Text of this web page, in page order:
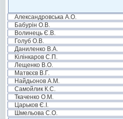
Александровська А.О.
Бабурін О.В.
Волинець Є.В.
Голуб О.В.
Даниленко В.А.
Кілінкаров С.П.
Лещенко В.О.
Матвєєв В.Г.
Найдьонов А.М.
Самойлик К.С.
Ткаченко О.М.
Царьков Є.І.
Шмельова С.О.